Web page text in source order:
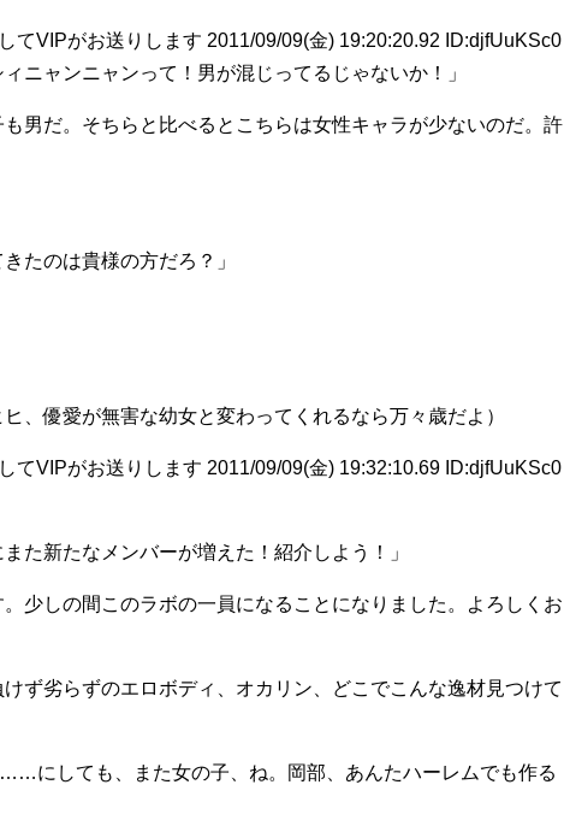
てVIPがお送りします 2011/09/09(金) 19:20:20.92 ID:djfUuKSc0
ニャンニャンって！男が混じってるじゃないか！」
男だ。そちらと比べるとこちらは女性キャラが少ないのだ。許
たのは貴様の方だろ？」
、優愛が無害な幼女と変わってくれるなら万々歳だよ）
てVIPがお送りします 2011/09/09(金) 19:32:10.69 ID:djfUuKSc0
た新たなメンバーが増えた！紹介しよう！」
少しの間このラボの一員になることになりました。よろしくお
ず劣らずのエロボディ、オカリン、どこでこんな逸材見つけて
にしても、また女の子、ね。岡部、あんたハーレムでも作る